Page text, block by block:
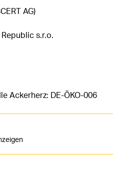
AG)
Republic s.r.o.
Ackerherz: DE-ÖKO-006